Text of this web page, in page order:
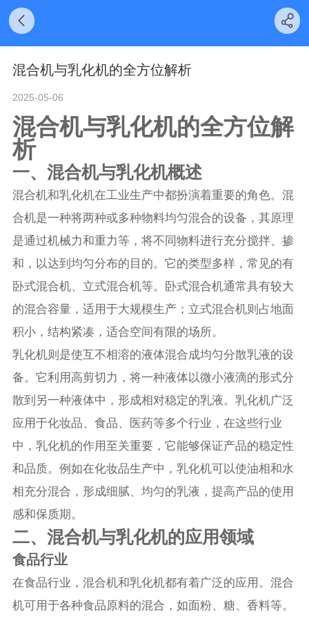
混合机与乳化机的全方位解析
2025-05-06
混合机与乳化机的全方位解
析
一、混合机与乳化机概述
混合机和乳化机在工业生产中都扮演着重要的角色。混
合机是一种将两种或多种物料均匀混合的设备，其原理
是通过机械力和重力等，将不同物料进行充分搅拌、掺
和，以达到均匀分布的目的。它的类型多样，常见的有
卧式混合机、立式混合机等。卧式混合机通常具有较大
的混合容量，适用于大规模生产；立式混合机则占地面
积小，结构紧凑，适合空间有限的场所。
乳化机则是使互不相溶的液体混合成均匀分散乳液的设
备。它利用高剪切力，将一种液体以微小液滴的形式分
散到另一种液体中，形成相对稳定的乳液。乳化机广泛
应用于化妆品、食品、医药等多个行业，在这些行业
中，乳化机的作用至关重要，它能够保证产品的稳定性
和品质。例如在化妆品生产中，乳化机可以使油相和水
相充分混合，形成细腻、均匀的乳液，提高产品的使用
感和保质期。
二、混合机与乳化机的应用领域
食品行业
在食品行业，混合机和乳化机都有着广泛的应用。混合
机可用于各种食品原料的混合，如面粉、糖、香料等。